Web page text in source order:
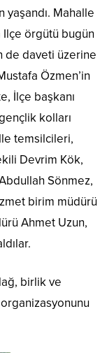
yaşandı. Mahalle
örgütü bugün
de daveti üzerine
Özmen’in
İlçe başkanı
kolları
temsilcileri,
Devrim Kök,
Sönmez,
birim müdürü
Ahmet Uzun,
birlik ve